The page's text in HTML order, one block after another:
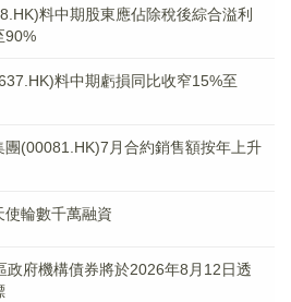
料中期股東應佔除稅後綜合溢利
90%
料中期虧損同比收窄15%至
團(00081.HK)7月合約銷售額按年上升
輪數千萬融資
政府機構債券將於2026年8月12日透